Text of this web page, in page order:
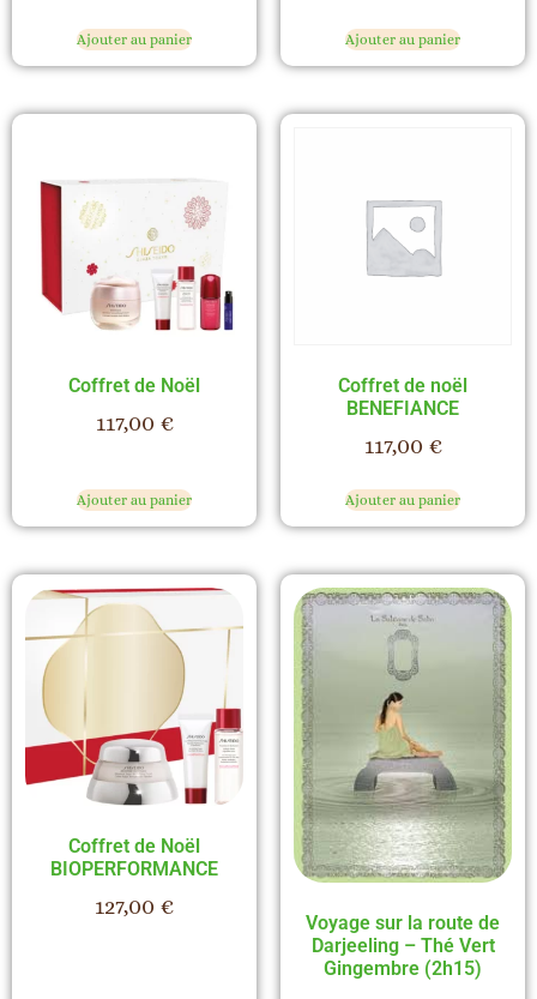
Ajouter au panier Ajouter au panier
Coffret de Noël
117,00 €
Ajouter au panier
Coffret de noël
BENEFIANCE
117,00 €
Ajouter au panier
Coffret de Noël
BIOPERFORMANCE
127,00 €
Voyage sur la route de
Darjeeling – Thé Vert
Gingembre (2h15)